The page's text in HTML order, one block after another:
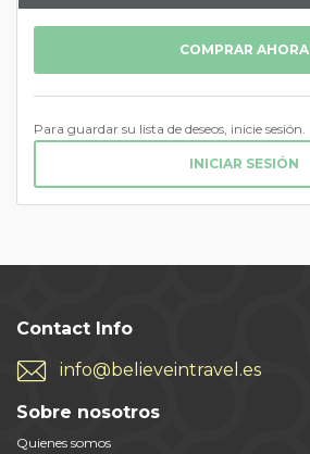
COMPRAR AHORA
Para guardar su lista de deseos, inicie sesión.
INICIAR SESIÓN
Contact Info
info@believeintravel.es
Sobre nosotros
Quienes somos